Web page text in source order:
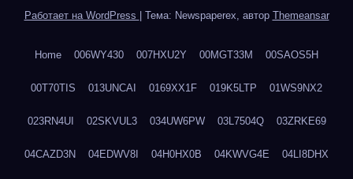
Работает на WordPress Тема: Newspaperex, автор Themeansar
Home 006WY430 007HXU2Y 00MGT33M 00SAOS5H
00T70TIS 013UNCAI 0169XX1F 019K5LTP 01WS9NX2
023RN4UI 02SKVUL3 034UW6PW 03L7504Q 03ZRKE69
04CAZD3N 04EDWV8I 04H0HX0B 04KWVG4E 04LI8DHX